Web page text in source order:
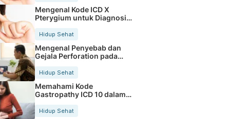
Mengenal Kode ICD X
Pterygium untuk Diagnosis
Hidup Sehat
Mengenal Penyebab dan
Gejala Perforation pada
Tubuh
Hidup Sehat
Memahami Kode
Gastropathy ICD 10 dalam
Rekam Medis Pasien
Hidup Sehat